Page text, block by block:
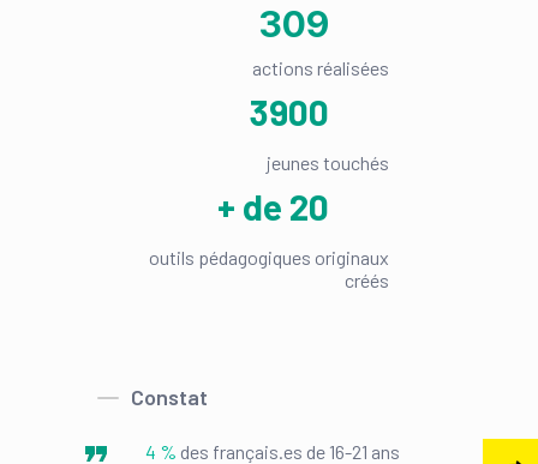
309
actions réalisées
3900
jeunes touchés
+ de 20
outils pédagogiques originaux
créés
Constat
4 % des français.es de 16-21 ans